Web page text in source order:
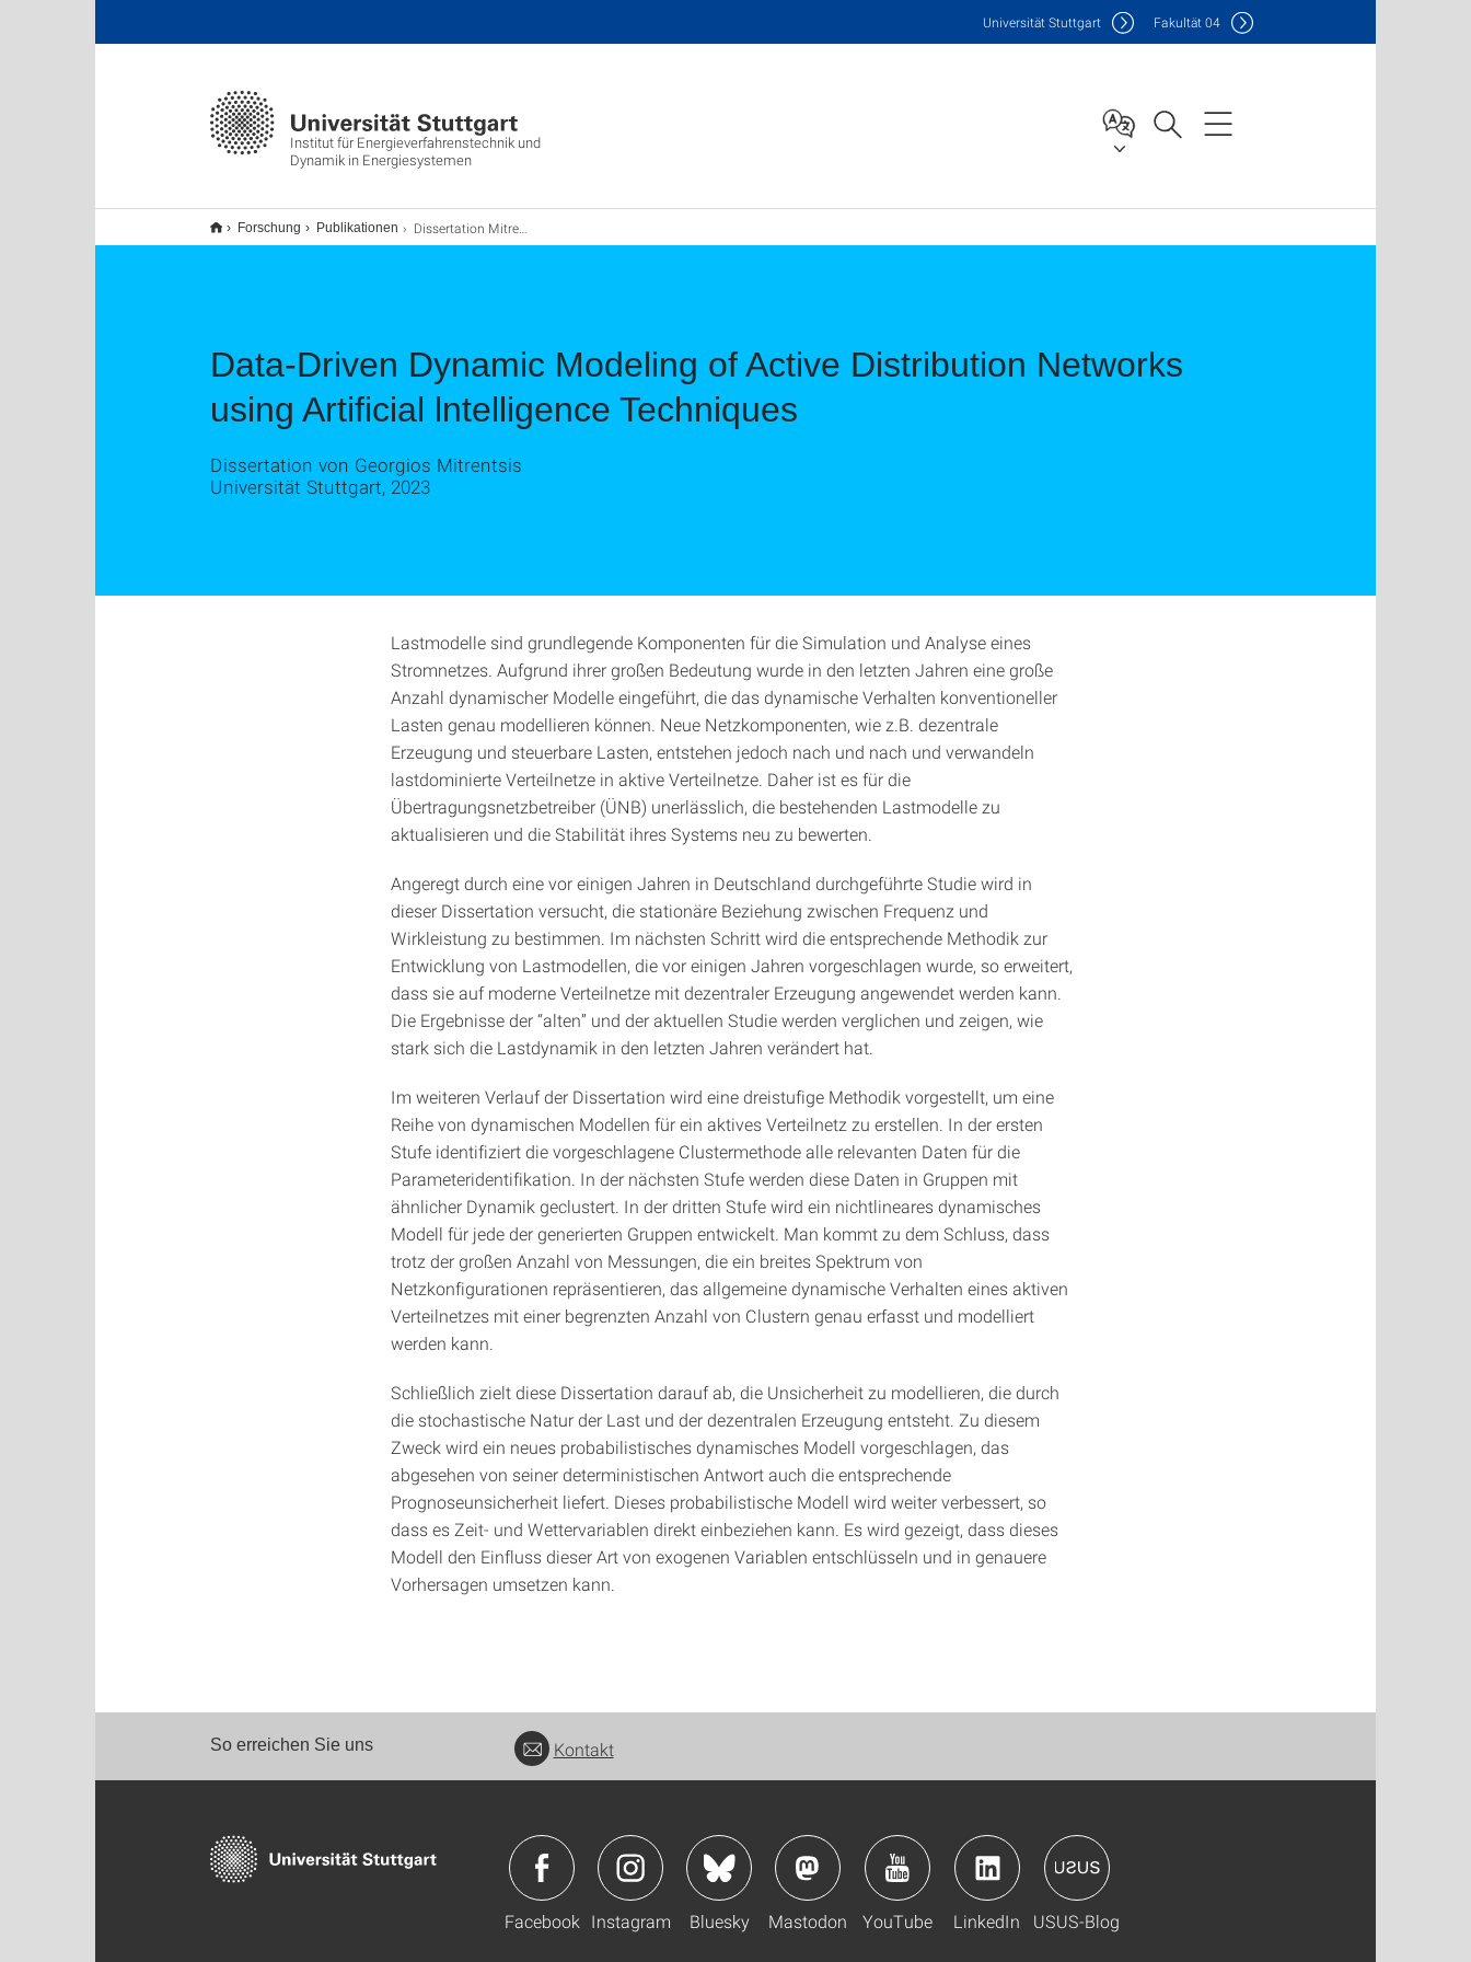
Institut für Energieverfahrenstechnik und
Dynamik in Energiesystemen
Universität Stuttgart Fakultät04
Forschung Publikationen Dissertation Mitrentsis
Data-Driven Dynamic Modeling of Active Distribution Networks
using Artificial lntelligence Techniques
Dissertation von Georgios Mitrentsis
Universität Stuttgart, 2023
Lastmodelle sind grundlegende Komponenten für die Simulation und Analyse eines
Stromnetzes. Aufgrund ihrer großen Bedeutung wurde in den letzten Jahren eine große
Anzahl dynamischer Modelle eingeführt, die das dynamische Verhalten konventioneller
Lasten genau modellieren können. Neue Netzkomponenten, wie z.B. dezentrale
Erzeugung und steuerbare Lasten, entstehen jedoch nach und nach und verwandeln
lastdominierte Verteilnetze in aktive Verteilnetze. Daher ist es für die
Übertragungsnetzbetreiber (ÜNB) unerlässlich, die bestehenden Lastmodelle zu
aktualisieren und die Stabilität ihres Systems neu zu bewerten.
Angeregt durch eine vor einigen Jahren in Deutschland durchgeführte Studie wird in
dieser Dissertation versucht, die stationäre Beziehung zwischen Frequenz und
Wirkleistung zu bestimmen. Im nächsten Schritt wird die entsprechende Methodik zur
Entwicklung von Lastmodellen, die vor einigen Jahren vorgeschlagen wurde, so erweitert,
dass sie auf moderne Verteilnetze mit dezentraler Erzeugung angewendet werden kann.
Die Ergebnisse der “alten” und der aktuellen Studie werden verglichen und zeigen, wie
stark sich die Lastdynamik in den letzten Jahren verändert hat.
Im weiteren Verlauf der Dissertation wird eine dreistufige Methodik vorgestellt, um eine
Reihe von dynamischen Modellen für ein aktives Verteilnetz zu erstellen. In der ersten
Stufe identifiziert die vorgeschlagene Clustermethode alle relevanten Daten für die
Parameteridentifikation. In der nächsten Stufe werden diese Daten in Gruppen mit
ähnlicher Dynamik geclustert. In der dritten Stufe wird ein nichtlineares dynamisches
Modell für jede der generierten Gruppen entwickelt. Man kommt zu dem Schluss, dass
trotz der großen Anzahl von Messungen, die ein breites Spektrum von
Netzkonfigurationen repräsentieren, das allgemeine dynamische Verhalten eines aktiven
Verteilnetzes mit einer begrenzten Anzahl von Clustern genau erfasst und modelliert
werden kann.
Schließlich zielt diese Dissertation darauf ab, die Unsicherheit zu modellieren, die durch
die stochastische Natur der Last und der dezentralen Erzeugung entsteht. Zu diesem
Zweck wird ein neues probabilistisches dynamisches Modell vorgeschlagen, das
abgesehen von seiner deterministischen Antwort auch die entsprechende
Prognoseunsicherheit liefert. Dieses probabilistische Modell wird weiter verbessert, so
dass es Zeit- und Wettervariablen direkt einbeziehen kann. Es wird gezeigt, dass dieses
Modell den Einfluss dieser Art von exogenen Variablen entschlüsseln und in genauere
Vorhersagen umsetzen kann.
So erreichen Sie uns Kontakt
Facebook Instagram Bluesky Mastodon YouTube LinkedIn USUS-Blog